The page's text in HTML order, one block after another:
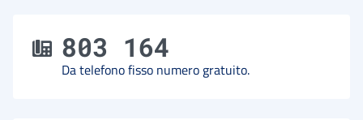
803 164
Da telefono fisso numero gratuito.